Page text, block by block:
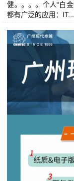
健。。。。个人“白
都有广泛的应用：IT...